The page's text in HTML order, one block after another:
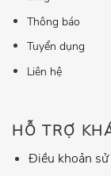
Thông báo
Tuyển dụng
Liên hệ
HỖ TRỢ
Điều khoản